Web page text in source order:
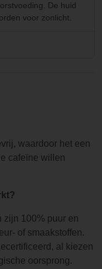
De huid
voor zonlicht.
waardoor het een
cafeïne willen
zijn 100% puur en
of smaakstoffen.
al kiezen
oorsprong.